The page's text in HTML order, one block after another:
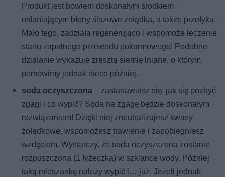
Produkt jest bowiem doskonałym środkiem
osłaniającym błony śluzowe żołądka, a także przełyku.
Mało tego, zadziała regenerująco i wspomoże leczenie
stanu zapalnego przewodu pokarmowego! Podobne
działanie wykazuje zresztą siemię lniane, o którym
pomówimy jednak nieco później.
soda oczyszczona – zastanawiasz się, jak się pozbyć
zgagi i co wypić? Soda na zgagę będzie doskonałym
rozwiązaniem! Dzięki niej zneutralizujesz kwasy
żołądkowe, wspomożesz trawienie i zapobiegniesz
wzdęciom. Wystarczy, że soda oczyszczona zostanie
rozpuszczona (1 łyżeczka) w szklance wody. Później
taką mieszankę należy wypić i… już. Jeżeli jednak